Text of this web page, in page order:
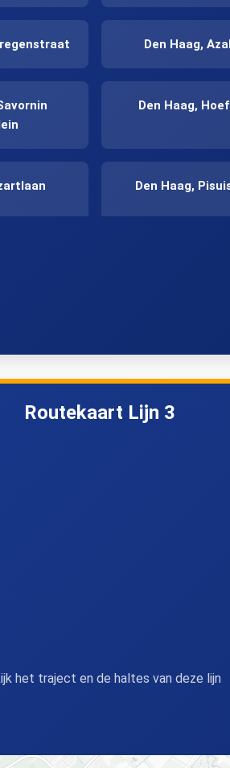
Den Haag,
Den Haag,
Den Haag,
Zoetermeer,
Den Haag,
Routekaart Lijn 3
het traject en de haltes van deze lijn